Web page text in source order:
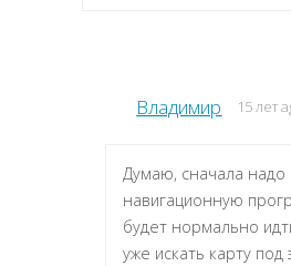
Владимир 15 лет
Думаю, сначала надо
навигационную
будет нормально
уже искать карту под